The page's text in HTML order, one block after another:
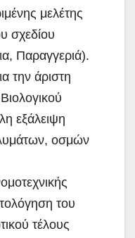
μελέτης
σχεδίου
Παραγγεριά).
την άριστη
εξάλειψη
οσμών
του
τέλους